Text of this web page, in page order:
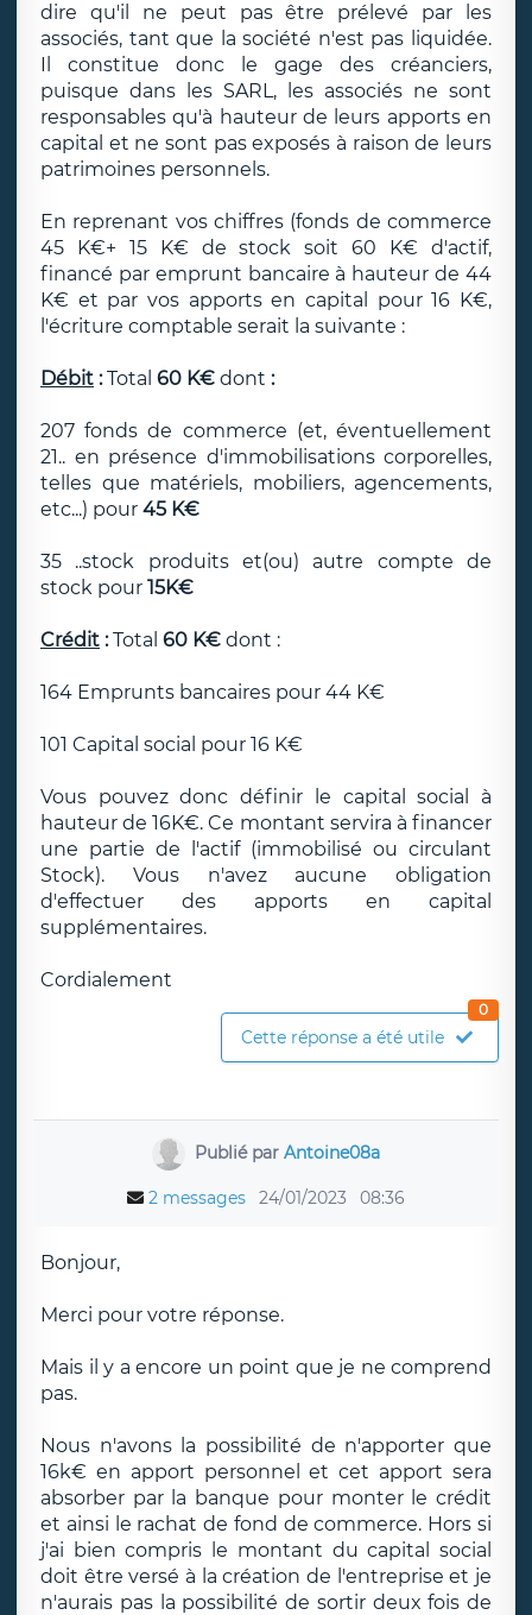
dire qu'il ne peut pas être prélevé par les
associés, tant que la société n'est pas liquidée.
Il constitue donc le gage des créanciers,
puisque dans les SARL, les associés ne sont
responsables qu'à hauteur de leurs apports en
capital et ne sont pas exposés à raison de leurs
patrimoines personnels.
En reprenant vos chiffres (fonds de commerce
45 K€+ 15 K€ de stock soit 60 K€ d'actif,
financé par emprunt bancaire à hauteur de 44
K€ et par vos apports en capital pour 16 K€,
l'écriture comptable serait la suivante :
Débit :Total 60 K€ dont :
207 fonds de commerce (et, éventuellement
21.. en présence d'immobilisations corporelles,
telles que matériels, mobiliers, agencements,
etc...) pour 45 K€
35 ..stock produits et(ou) autre compte de
stock pour 15K€
Crédit :Total 60 K€ dont :
164 Emprunts bancaires pour 44 K€
101 Capital social pour 16 K€
Vous pouvez donc définir le capital social à
hauteur de 16K€. Ce montant servira à financer
une partie de l'actif (immobilisé ou circulant
Stock). Vous n'avez aucune obligation
d'effectuer des apports en capital
supplémentaires.
Cordialement
Cette réponse a été utile
0
Publié par Antoine08a
2 messages 24/01/2023 08:36
Bonjour,
Merci pour votre réponse.
Mais il y a encore un point que je ne comprend
pas.
Nous n'avons la possibilité de n'apporter que
16k€ en apport personnel et cet apport sera
absorber par la banque pour monter le crédit
et ainsi le rachat de fond de commerce. Hors si
j'ai bien compris le montant du capital social
doit être versé à la création de l'entreprise et je
n'aurais pas la possibilité de sortir deux fois de